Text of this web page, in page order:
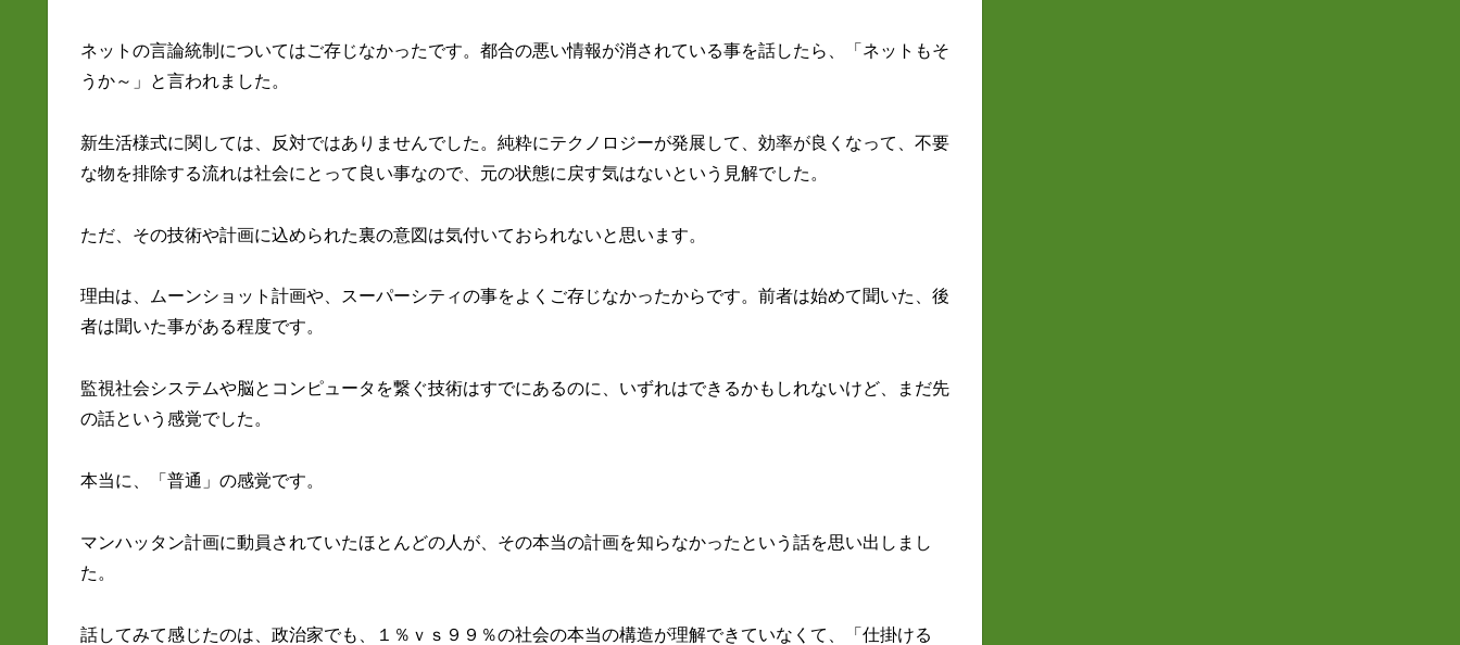
ネットの言論統制についてはご存じなかったです。都合の悪い情報が消されている事を話したら、「ネットもそ
うか～」と言われました。
新生活様式に関しては、反対ではありませんでした。純粋にテクノロジーが発展して、効率が良くなって、不要
な物を排除する流れは社会にとって良い事なので、元の状態に戻す気はないという見解でした。
ただ、その技術や計画に込められた裏の意図は気付いておられないと思います。
理由は、ムーンショット計画や、スーパーシティの事をよくご存じなかったからです。前者は始めて聞いた、後
者は聞いた事がある程度です。
監視社会システムや脳とコンピュータを繋ぐ技術はすでにあるのに、いずれはできるかもしれないけど、まだ先
の話という感覚でした。
本当に、「普通」の感覚です。
マンハッタン計画に動員されていたほとんどの人が、その本当の計画を知らなかったという話を思い出しまし
た。
話してみて感じたのは、政治家でも、１％ｖｓ９９％の社会の本当の構造が理解できていなくて、「仕掛ける